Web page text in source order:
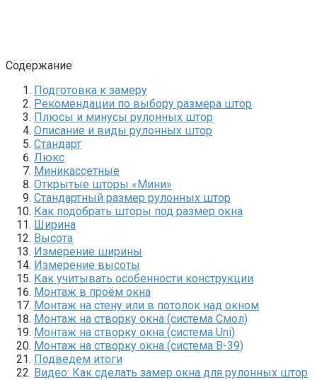
Содержание
Подготовка к замеру
Рекомендации по выбору размера штор
Плюсы и минусы рулонных штор
Описание и виды рулонных штор
Стандарт
Люкс
Миникассетные
Открытые шторы «Мини»
Стандартный размер рулонных штор
Как подобрать шторы под размер окна
Ширина
Высота
Измерение ширины
Измерение высоты
Как учитывать особенности конструкции
Монтаж в проём окна
Монтаж на стену или в потолок над окном
Монтаж на створку окна (система Смол)
Монтаж на створку окна (система Uni)
Монтаж на створку окна (система B-39)
Подведем итоги
Видео: Как сделать замер окна для рулонных штор